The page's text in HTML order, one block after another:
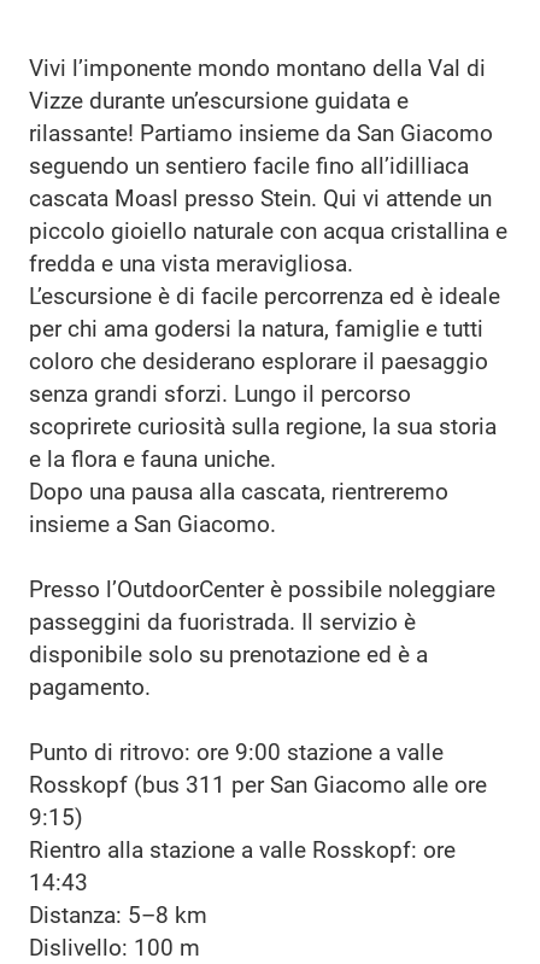
Vivi l’imponente mondo montano della Val di
Vizze durante un’escursione guidata e
rilassante! Partiamo insieme da San Giacomo
seguendo un sentiero facile fino all’idilliaca
cascata Moasl presso Stein. Qui vi attende un
piccolo gioiello naturale con acqua cristallina e
fredda e una vista meravigliosa.
L’escursione è di facile percorrenza ed è ideale
per chi ama godersi la natura, famiglie e tutti
coloro che desiderano esplorare il paesaggio
senza grandi sforzi. Lungo il percorso
scoprirete curiosità sulla regione, la sua storia
e la flora e fauna uniche.
Dopo una pausa alla cascata, rientreremo
insieme a San Giacomo.
Presso l’OutdoorCenter è possibile noleggiare
passeggini da fuoristrada. Il servizio è
disponibile solo su prenotazione ed è a
pagamento.
Punto di ritrovo: ore 9:00 stazione a valle
Rosskopf (bus 311 per San Giacomo alle ore
9:15)
Rientro alla stazione a valle Rosskopf: ore
14:43
Distanza: 5–8 km
Dislivello: 100 m